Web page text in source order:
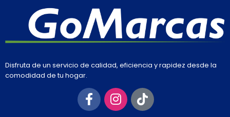
Disfruta de un servicio de calidad, eficiencia y rapidez desde la
comodidad de tu hogar.